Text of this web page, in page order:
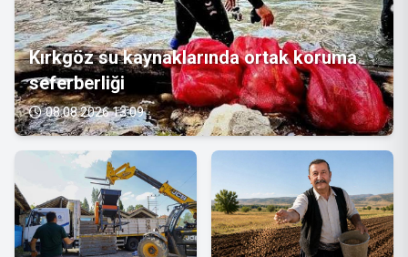
Kırkgöz su kaynaklarında ortak koruma
seferberliği
08.08.2026 13:09